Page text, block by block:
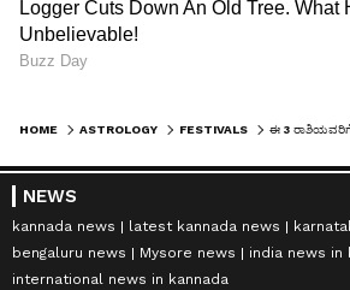
HOME ASTROLOGY FESTIVALS
NEWS
kannada news latest kannada news
bengaluru news
Mysore news
india news in
international news in kannada